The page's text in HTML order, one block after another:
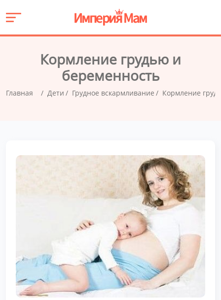
Кормление грудью и
беременность
Главная Дети Грудное вскармливание Кормление